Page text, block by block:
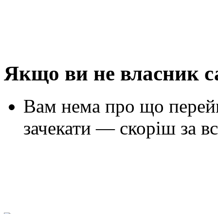
Якщо ви не власник
Вам нема про що
зачекати — скоріш за